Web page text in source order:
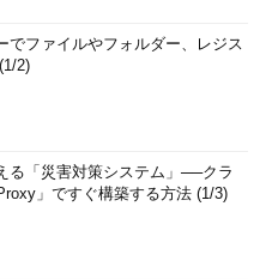
でファイルやフォルダー、レジス
2)
る「災害対策システム」──クラ
」ですぐ構築する方法 (1/3)